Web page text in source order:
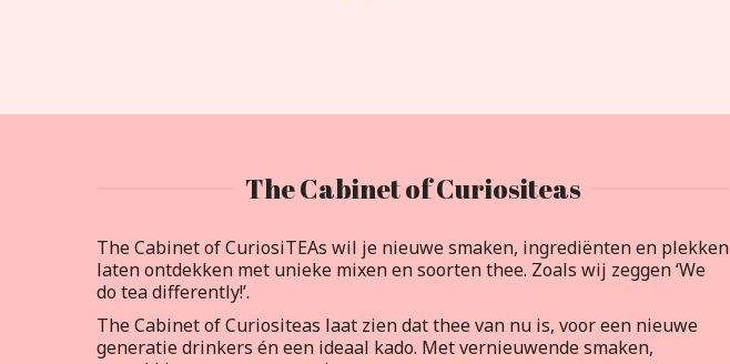
The Cabinet of Curiositeas
The Cabinet of CuriosiTEAs wil je nieuwe smaken, ingrediënten en plekken
laten ontdekken met unieke mixen en soorten thee. Zoals wij zeggen ‘We
do tea differently!’.
The Cabinet of Curiositeas laat zien dat thee van nu is, voor een nieuwe
generatie drinkers én een ideaal kado. Met vernieuwende smaken,